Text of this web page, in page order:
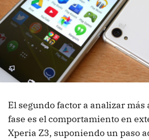
El segundo factor a analizar más
fase es el comportamiento en
Xperia Z3, suponiendo un paso